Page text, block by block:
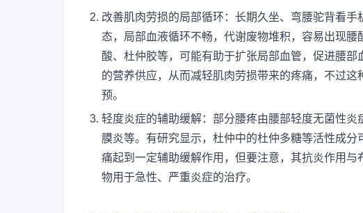
改善肌肉劳损的局部循环：长期久坐、弯腰驼背看
态，局部血液循环不畅，代谢废物堆积，容易出现
酸、杜仲胶等，可能有助于扩张局部血管，促进腰
的营养供应，从而减轻肌肉劳损带来的疼痛，不过
预。
轻度炎症的辅助缓解：部分腰疼由腰部轻度无菌性
膜炎等。有研究显示，杜仲中的杜仲多糖等活性成
痛起到一定辅助缓解作用，但要注意，其抗炎作用
物用于急性、严重炎症的治疗。